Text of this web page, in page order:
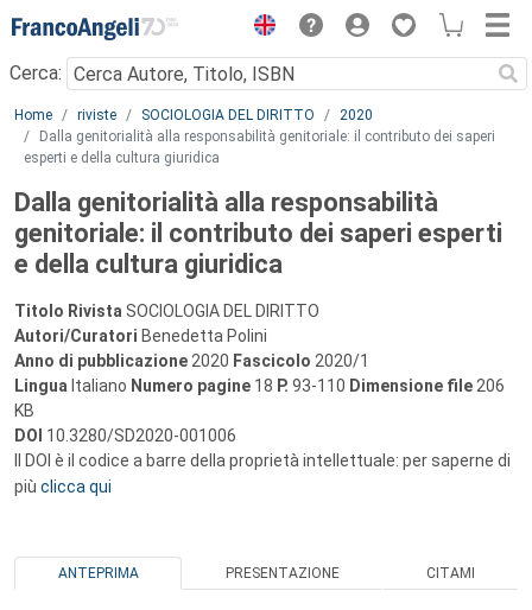
Menu
Cerca:
Main content
Home riviste SOCIOLOGIA DEL DIRITTO
2020
Dalla genitorialità alla responsabilità genitoriale: il contributo dei saperi
esperti e della cultura giuridica
Dalla genitorialità alla responsabilità
genitoriale: il contributo dei saperi esperti
e della cultura giuridica
Titolo Rivista SOCIOLOGIA DEL DIRITTO
Autori/Curatori Benedetta Polini
Anno di pubblicazione 2020 Fascicolo 2020/1
Lingua Italiano Numero pagine 18 P. 93-110 Dimensione file 206
KB
DOI 10.3280/SD2020-001006
Il DOI è il codice a barre della proprietà intellettuale: per saperne di
più clicca qui
ANTEPRIMA PRESENTAZIONE CITAMI